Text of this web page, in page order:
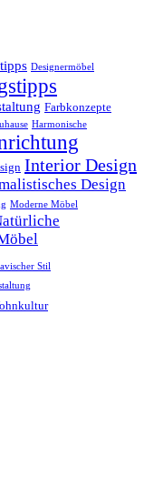
Designermöbel
Farbkonzepte
Harmonische
Interior Design
Design
Moderne Möbel
Stil